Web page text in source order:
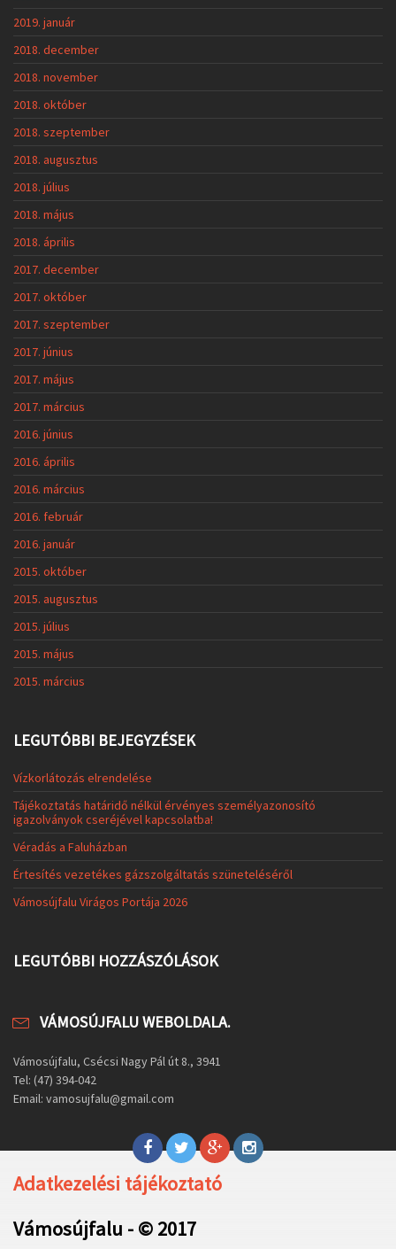
2019. január
2018. december
2018. november
2018. október
2018. szeptember
2018. augusztus
2018. július
2018. május
2018. április
2017. december
2017. október
2017. szeptember
2017. június
2017. május
2017. március
2016. június
2016. április
2016. március
2016. február
2016. január
2015. október
2015. augusztus
2015. július
2015. május
2015. március
LEGUTÓBBI BEJEGYZÉSEK
Vízkorlátozás elrendelése
Tájékoztatás határidő nélkül érvényes személyazonosító
igazolványok cseréjével kapcsolatba!
Véradás a Faluházban
Értesítés vezetékes gázszolgáltatás szüneteléséről
Vámosújfalu Virágos Portája 2026
LEGUTÓBBI HOZZÁSZÓLÁSOK
VÁMOSÚJFALU WEBOLDALA.
Vámosújfalu, Csécsi Nagy Pál út 8., 3941
Tel: (47) 394-042
Email: vamosujfalu@gmail.com
Adatkezelési tájékoztató
Vámosújfalu - © 2017